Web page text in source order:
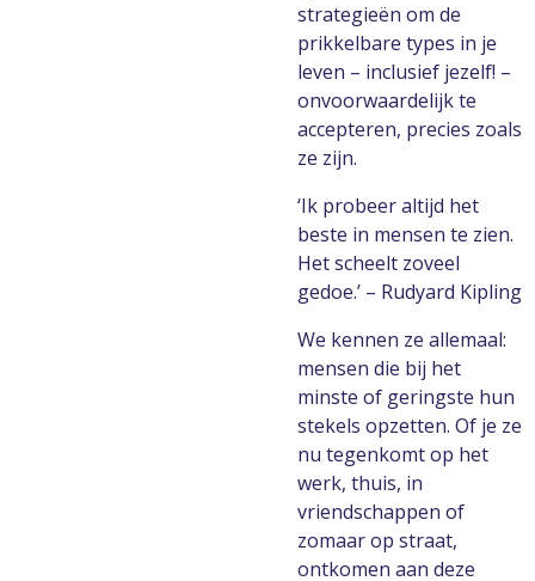
strategieën om de
prikkelbare types in je
leven – inclusief jezelf! –
onvoorwaardelijk te
accepteren, precies zoals
ze zijn.
‘Ik probeer altijd het
beste in mensen te zien.
Het scheelt zoveel
gedoe.’ – Rudyard Kipling
We kennen ze allemaal:
mensen die bij het
minste of geringste hun
stekels opzetten. Of je ze
nu tegenkomt op het
werk, thuis, in
vriendschappen of
zomaar op straat,
ontkomen aan deze